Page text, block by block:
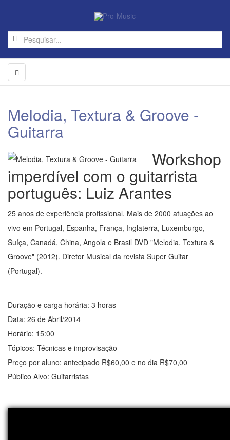
Melodia, Textura & Groove -
Guitarra
Workshop
imperdível com o guitarrista
português: Luiz Arantes
25 anos de experiência profissional. Mais de 2000 atuações ao
vivo em Portugal, Espanha, França, Inglaterra, Luxemburgo,
Suíça, Canadá, China, Angola e Brasil DVD "Melodia, Textura &
Groove" (2012). Diretor Musical da revista Super Guitar
(Portugal).
Duração e carga horária: 3 horas
Data: 26 de Abril/2014
Horário: 15:00
Tópicos: Técnicas e improvisação
Preço por aluno: antecipado R$60,00 e no dia R$70,00
Público Alvo: Guitarristas